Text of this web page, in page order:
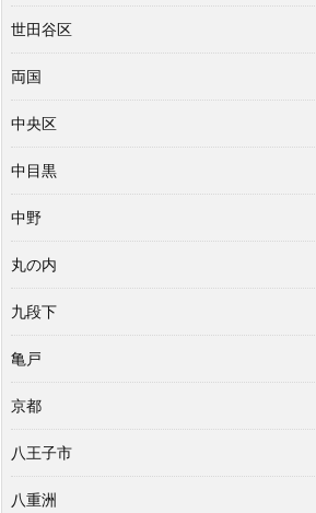
世田谷区
両国
中央区
中目黒
中野
丸の内
九段下
亀戸
京都
八王子市
八重洲